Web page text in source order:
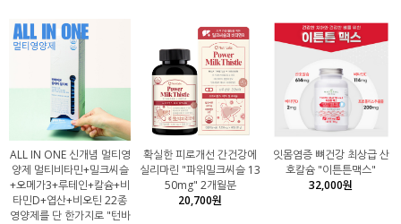
ALL IN ONE 신개념 멀티영
양제 멀티비타민+밀크씨슬
+오메가3+루테인+칼슘+비
타민D+엽산+비오틴 22종
영양제를 단 한가지로 "턴바
확실한 피로개선 간건강에
실리마린 "파워밀크씨슬 13
50mg" 2개월분
20,700원
잇몸염증 뼈건강 최상급 산
호칼슘 "이튼튼맥스"
32,000원